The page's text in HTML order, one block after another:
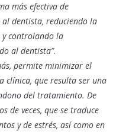
más efectiva de
dentista, reduciendo la
y controlando la
al dentista”.
permite minimizar el
clínica, que resulta ser una
del tratamiento. De
de veces, que se traduce
y de estrés, así como en